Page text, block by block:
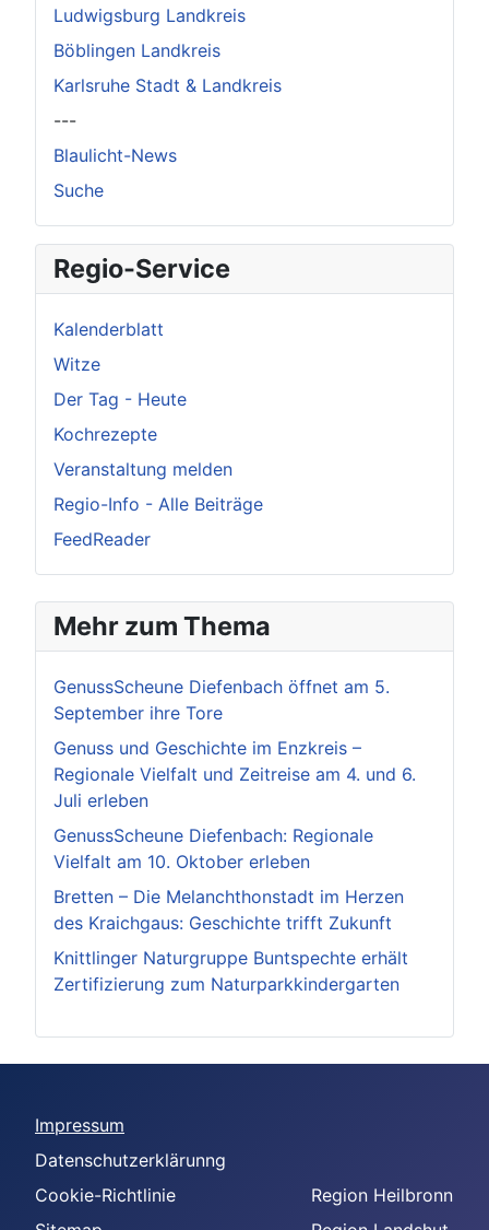
Ludwigsburg Landkreis
Böblingen Landkreis
Karlsruhe Stadt & Landkreis
---
Blaulicht-News
Suche
Regio-Service
Kalenderblatt
Witze
Der Tag - Heute
Kochrezepte
Veranstaltung melden
Regio-Info - Alle Beiträge
FeedReader
Mehr zum Thema
GenussScheune Diefenbach öffnet am 5.
September ihre Tore
Genuss und Geschichte im Enzkreis –
Regionale Vielfalt und Zeitreise am 4. und 6.
Juli erleben
GenussScheune Diefenbach: Regionale
Vielfalt am 10. Oktober erleben
Bretten – Die Melanchthonstadt im Herzen
des Kraichgaus: Geschichte trifft Zukunft
Knittlinger Naturgruppe Buntspechte erhält
Zertifizierung zum Naturparkkindergarten
Impressum
Datenschutzerklärunng
Cookie-Richtlinie
Region Heilbronn